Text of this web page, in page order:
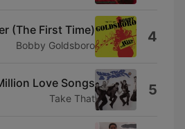
4
(The First Time)
Bobby Goldsboro
5
Love Songs
Take That